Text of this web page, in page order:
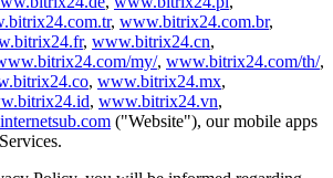
, www.bitrix24.com.br,
, www.bitrix24.cn,
my/, www.bitrix24.com/th/,
, www.bitrix24.mx,
, www.bitrix24.vn,
("Website"), our mobile apps